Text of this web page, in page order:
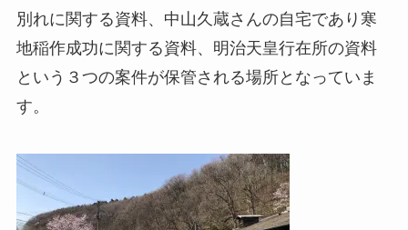
別れに関する資料、中山久蔵さんの自宅であり寒
地稲作成功に関する資料、明治天皇行在所の資料
という３つの案件が保管される場所となっていま
す。